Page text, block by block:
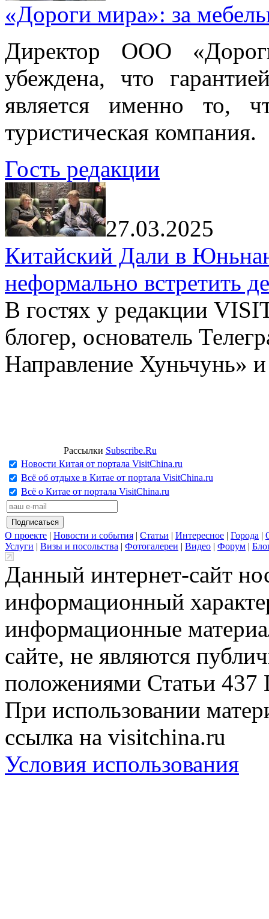
«Дороги мира»: за
Директор ООО
убеждена, что
является именно то,
туристическая компания.
Гость редакции
27.03.2025
Китайский Дали в
неформально встретить
В гостях у редакции
блогер, основатель
Направление Хуньчунь»
Рассылки Subscribe.Ru
Новости Китая от портала VisitChina.ru
Всё об отдыхе в Китае от портала VisitChina.ru
Всё о Китае от портала VisitChina.ru
О проекте | Новости и события | Статьи | Интересное | Города |
Услуги | Визы и посольства | Фотогалереи | Видео | Форум |
Данный интернет-сайт
информационный
информационные
сайте, не являются
положениями Статьи 437
При использовании
ссылка на visitchina.ru
Условия использования